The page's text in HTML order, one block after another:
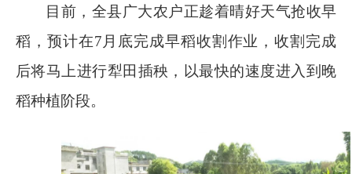
目前，全县广大农户正趁着晴好天气抢收早
稻，预计在7 月底完成早稻收割作业，收割完成
后将马上进行犁田插秧，以最快的速度进入到晚
稻种植阶段。